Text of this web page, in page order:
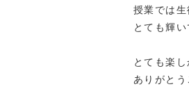
授業では
とても輝い
とても楽し
ありがとう